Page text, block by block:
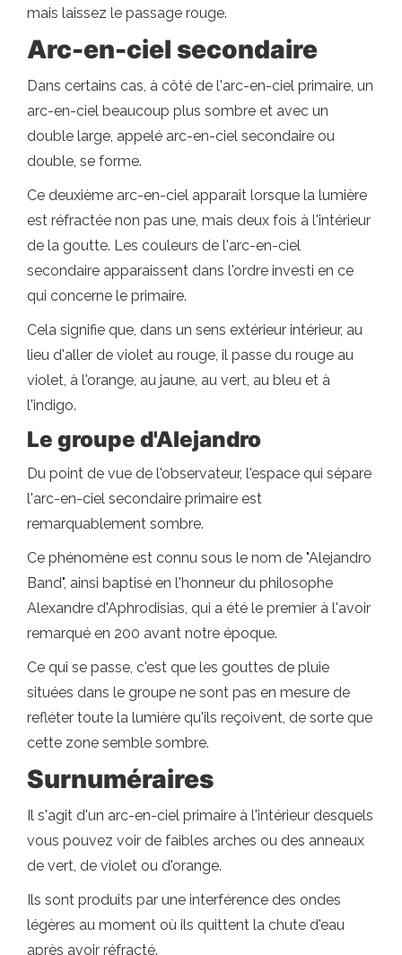
mais laissez le passage rouge.
Arc-en-ciel secondaire
Dans certains cas, à côté de l'arc-en-ciel primaire, un
arc-en-ciel beaucoup plus sombre et avec un
double large, appelé arc-en-ciel secondaire ou
double, se forme.
Ce deuxième arc-en-ciel apparaît lorsque la lumière
est réfractée non pas une, mais deux fois à l'intérieur
de la goutte. Les couleurs de l'arc-en-ciel
secondaire apparaissent dans l'ordre investi en ce
qui concerne le primaire.
Cela signifie que, dans un sens extérieur intérieur, au
lieu d'aller de violet au rouge, il passe du rouge au
violet, à l'orange, au jaune, au vert, au bleu et à
l'indigo.
Le groupe d'Alejandro
Du point de vue de l'observateur, l'espace qui sépare
l'arc-en-ciel secondaire primaire est
remarquablement sombre.
Ce phénomène est connu sous le nom de "Alejandro
Band", ainsi baptisé en l'honneur du philosophe
Alexandre d'Aphrodisias, qui a été le premier à l'avoir
remarqué en 200 avant notre époque.
Ce qui se passe, c'est que les gouttes de pluie
situées dans le groupe ne sont pas en mesure de
refléter toute la lumière qu'ils reçoivent, de sorte que
cette zone semble sombre.
Surnuméraires
Il s'agit d'un arc-en-ciel primaire à l'intérieur desquels
vous pouvez voir de faibles arches ou des anneaux
de vert, de violet ou d'orange.
Ils sont produits par une interférence des ondes
légères au moment où ils quittent la chute d'eau
après avoir réfracté.